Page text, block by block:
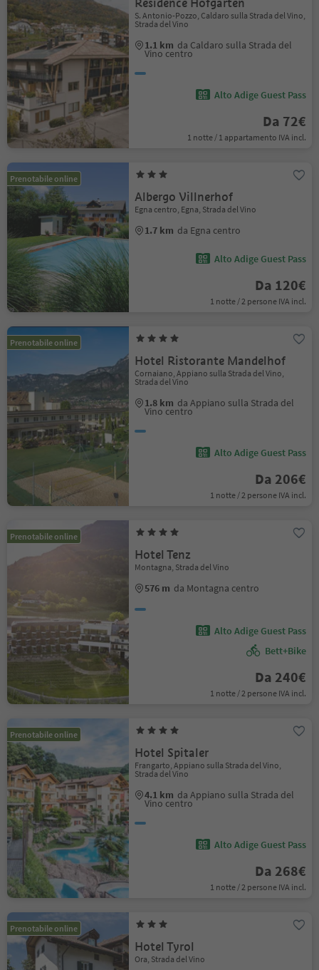
Residence Hofgarten
S. Antonio-Pozzo, Caldaro sulla Strada del Vino,
Strada del Vino
1.1 km da Caldaro sulla Strada del
Vino centro
Alto Adige Guest Pass
Da 72€
1 notte / 1 appartamento IVA incl.
Prenotabile online
Albergo Villnerhof
Egna centro, Egna, Strada del Vino
1.7 km da Egna centro
Alto Adige Guest Pass
Da 120€
1 notte / 2 persone IVA incl.
Prenotabile online
Hotel Ristorante Mandelhof
Cornaiano, Appiano sulla Strada del Vino,
Strada del Vino
1.8 km da Appiano sulla Strada del
Vino centro
Alto Adige Guest Pass
Da 206€
1 notte / 2 persone IVA incl.
Prenotabile online
Hotel Tenz
Montagna, Strada del Vino
576 m da Montagna centro
Alto Adige Guest Pass
Bett+Bike
Da 240€
1 notte / 2 persone IVA incl.
Prenotabile online
Hotel Spitaler
Frangarto, Appiano sulla Strada del Vino,
Strada del Vino
4.1 km da Appiano sulla Strada del
Vino centro
Alto Adige Guest Pass
Da 268€
1 notte / 2 persone IVA incl.
Prenotabile online
Hotel Tyrol
Ora, Strada del Vino